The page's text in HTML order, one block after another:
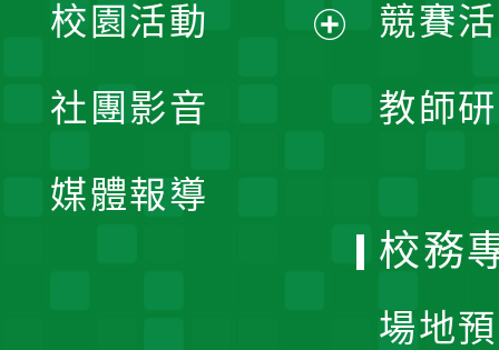
競賽
教師
開
校園活動
社團影音
媒體報導
校務
場地